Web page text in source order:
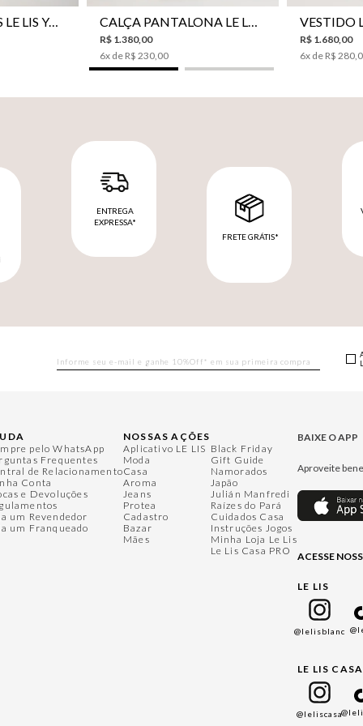
CAMISA BOTÕES LE LIS YANNA FEMININA CALÇA PANTALONA LE LIS SAKURA II FEMININA
R$ 1.380,00
6x de R$ 230,00
R$ 1.680,00
6x de R$ 280,
ENTREGA
EXPRESSA*
FRETE GRÁTIS*
pelo WhatsApp
Frequentes
de Relacionamento
Conta
e Devoluções
um Revendedor
um Franqueado
NOSSAS AÇÕES
Aplicativo LE LIS
Moda
Casa
Aroma
Jeans
Protea
Cadastro
Bazar
Mães
Black Friday
Gift Guide
Namorados
Japão
Julián Manfredi
Raízes do Pará
Cuidados Casa
Instruções Jogos
Minha Loja Le Lis
Le Lis Casa PRO
BAIXE O APP
Aproveite
ACESSE
LE LIS
@lelisblanc
LE LIS CASA
@leliscasa